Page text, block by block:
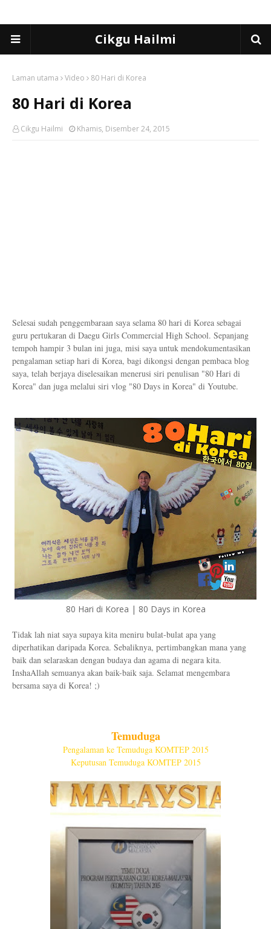
Cikgu Hailmi
Laman utama Video 80 Hari di Korea
80 Hari di Korea
Cikgu Hailmi Khamis, Disember 24, 2015
Selesai sudah penggembaraan saya selama 80 hari di Korea sebagai
guru pertukaran di Daegu Girls Commercial High School. Sepanjang
tempoh hampir 3 bulan ini juga, misi saya untuk mendokumentasikan
pengalaman setiap hari di Korea, bagi dikongsi dengan pembaca blog
saya, telah berjaya diselesaikan menerusi siri penulisan "80 Hari di
Korea" dan juga melalui siri vlog "80 Days in Korea" di Youtube.
80 Hari di Korea | 80 Days in Korea
Tidak lah niat saya supaya kita meniru bulat-bulat apa yang
diperhatikan daripada Korea. Sebaliknya, pertimbangkan mana yang
baik dan selaraskan dengan budaya dan agama di negara kita.
InshaAllah semuanya akan baik-baik saja. Selamat mengembara
bersama saya di Korea! ;)
Temuduga
Pengalaman ke Temuduga KOMTEP 2015
Keputusan Temuduga KOMTEP 2015